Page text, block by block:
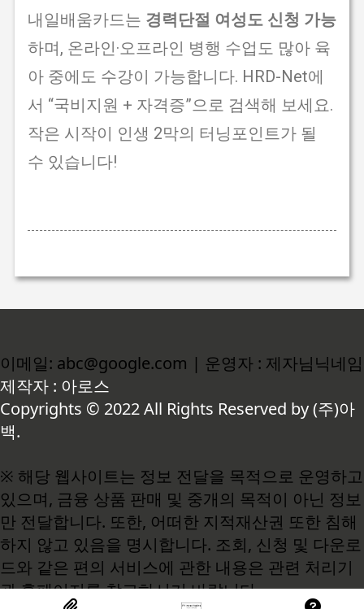
내일배움카드는 경력단절 여성도 신청 가능
하며, 온라인·오프라인 병행 수업도 많아 육
아 중에도 수강이 가능합니다. HRD-Net에
서 “국비지원 + 자격증”으로 검색해 보세요.
작은 시작이 인생 2막의 터닝포인트가 될
수 있습니다!
이메일: abc@google.com | 운영자 : 제자님닉네임
제작자 : 아로스
Copyrights © 2022 All Rights Reserved by (주)아
백.
※ 해당 웹사이트는 정보 전달을 목적으로 운영하고
있으며, 금융 상품 판매 및 중개의 목적이 아닌 정보
만 전달합니다. 또한, 어떠한 지적재산권 또한 침해
하지 않고 있음을 명시합니다. 조회, 신청 및 다운로
드와 같은 편의 서비스에 관한 내용은 관련 처리기
관 홈페이지를 참고하시기 바랍니다.